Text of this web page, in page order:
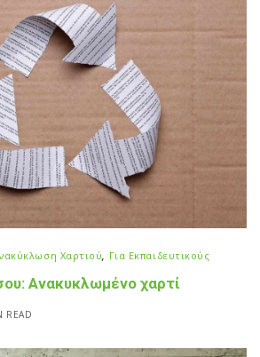
Χαρτιού, Για Εκπαιδευτικούς
Ανακυκλωμένο χαρτί
READ